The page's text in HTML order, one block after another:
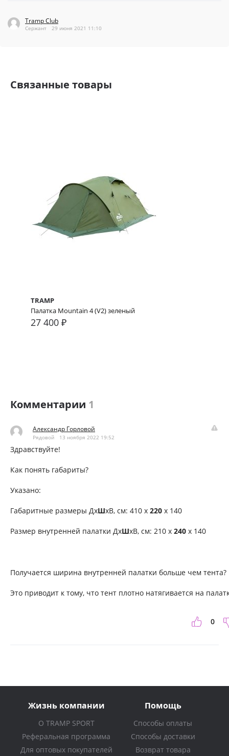
Tramp Club
Сержант 29 июня 2021 11:10
Cвязанные товары
TRAMP
Палатка Mountain 4 (V2) зеленый
27 400 ₽
Комментарии 1
Александр Горловой
Рядовой 13 ноября 2022 19:52
0
Здравствуйте!
Как понять габариты?
Указано:
Габаритные размеры ДхШхВ, см: 410 х 220 х 140
Размер внутренней палатки ДхШхВ, см: 210 х 240 х 140
Получается ширина внутренней палатки больше чем тента?
Это приводит к тому, что тент плотно натягивается на
Жизнь компании
О TRAMP SPORT
Реферальная программа
Для оптовых покупателей
Помощь
Способы оплаты
Способы доставки
Возврат товара